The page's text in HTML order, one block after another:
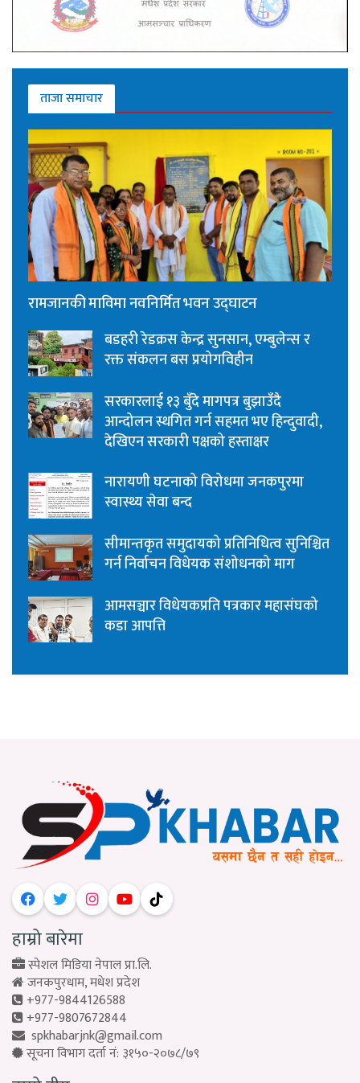
ताजा समाचार
रामजानकी माविमा नवनिर्मित भवन उद्घाटन
बडहरी रेडक्रस केन्द्र सुनसान, एम्बुलेन्स र
रक्त संकलन बस प्रयोगविहीन
सरकारलाई १३ बुँदे मागपत्र बुझाउँदै
आन्दोलन स्थगित गर्न सहमत भए हिन्दुवादी,
देखिएन सरकारी पक्षको हस्ताक्षर
नारायणी घटनाको विरोधमा जनकपुरमा
स्वास्थ्य सेवा बन्द
सीमान्तकृत समुदायको प्रतिनिधित्व सुनिश्चित
गर्न निर्वाचन विधेयक संशोधनको माग
आमसञ्चार विधेयकप्रति पत्रकार महासंघको
कडा आपत्ति
हाम्रो बारेमा
स्पेशल मिडिया नेपाल प्रा.लि.
जनकपुरधाम, मधेश प्रदेश
+977-9844126588
+977-9807672844
spkhabarjnk@gmail.com
सूचना विभाग दर्ता नं: ३१५०-२०७८/७९